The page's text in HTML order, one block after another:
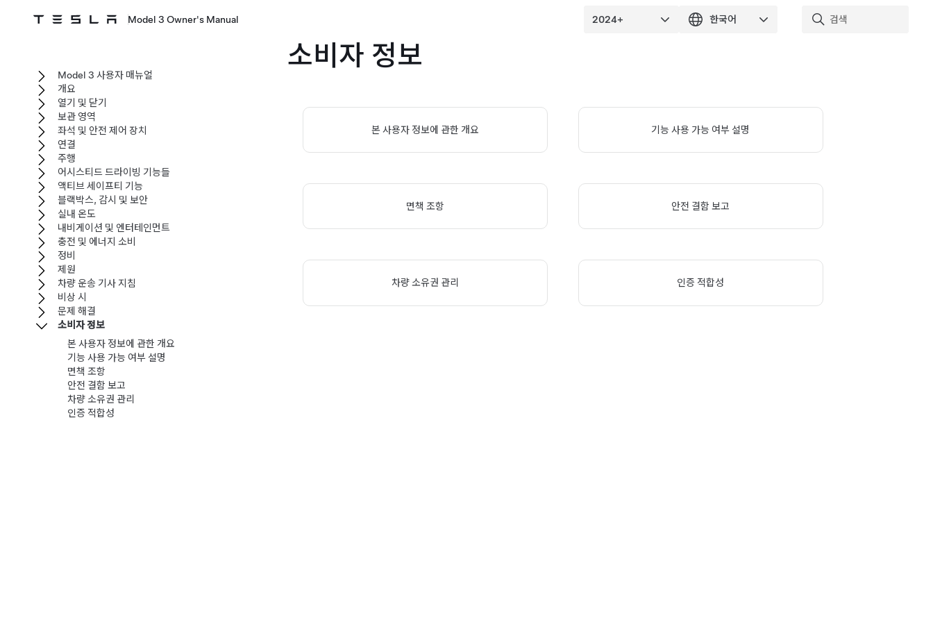
Model 3 Owner's Manual
소비자 정보
본 사용자 정보에 관한 개요 기능 사용 가능 여부 설명
면책 조항 안전 결함 보고
차량 소유권 관리 인증 적합성
Model 3 사용자 매뉴얼
개요
열기 및 닫기
보관 영역
좌석 및 안전 제어 장치
연결
주행
어시스티드 드라이빙 기능들
액티브 세이프티 기능
블랙박스, 감시 및 보안
실내 온도
내비게이션 및 엔터테인먼트
충전 및 에너지 소비
정비
제원
차량 운송 기사 지침
비상 시
문제 해결
소비자 정보
본 사용자 정보에 관한 개요
기능 사용 가능 여부 설명
면책 조항
안전 결함 보고
차량 소유권 관리
인증 적합성